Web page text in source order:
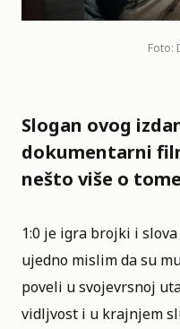
Foto:
Slogan ovog
dokumentarni
nešto više o
1:0 je igra brojki i
ujedno mislim da su
poveli u svojevrsnoj
vidljvost i u krajnjem